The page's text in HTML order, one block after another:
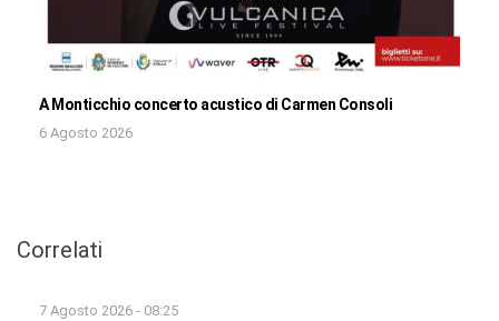
A Monticchio concerto acustico di Carmen Consoli
6 Agosto 2026
Correlati
7 Agosto 2026 - 08:25